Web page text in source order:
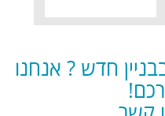
חדש ? אנחנו